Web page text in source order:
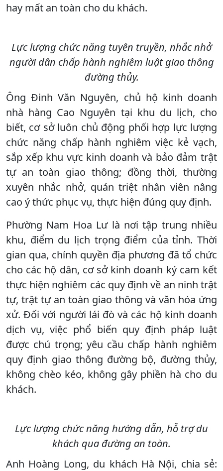
hay mất an toàn cho du khách.
Lực lượng chức năng tuyên truyền, nhắc nhở
người dân chấp hành nghiêm luật giao thông
đường thủy.
Ông Đinh Văn Nguyên, chủ hộ kinh doanh
nhà hàng Cao Nguyên tại khu du lịch, cho
biết, cơ sở luôn chủ động phối hợp lực lượng
chức năng chấp hành nghiêm việc kẻ vạch,
sắp xếp khu vực kinh doanh và bảo đảm trật
tự an toàn giao thông; đồng thời, thường
xuyên nhắc nhở, quán triệt nhân viên nâng
cao ý thức phục vụ, thực hiện đúng quy định.
Phường Nam Hoa Lư là nơi tập trung nhiều
khu, điểm du lịch trọng điểm của tỉnh. Thời
gian qua, chính quyền địa phương đã tổ chức
cho các hộ dân, cơ sở kinh doanh ký cam kết
thực hiện nghiêm các quy định về an ninh trật
tự, trật tự an toàn giao thông và văn hóa ứng
xử. Đối với người lái đò và các hộ kinh doanh
dịch vụ, việc phổ biến quy định pháp luật
được chú trọng; yêu cầu chấp hành nghiêm
quy định giao thông đường bộ, đường thủy,
không chèo kéo, không gây phiền hà cho du
khách.
Lực lượng chức năng hướng dẫn, hỗ trợ du
khách qua đường an toàn.
Anh Hoàng Long, du khách Hà Nội, chia sẻ: